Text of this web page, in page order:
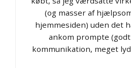
(og masser af
hjemmesiden) uden det
ankom prompte
kommunikation, meget